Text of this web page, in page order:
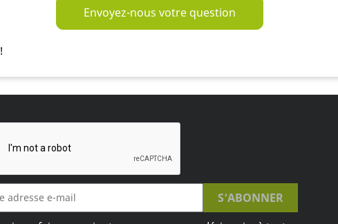
Envoyez-nous votre question